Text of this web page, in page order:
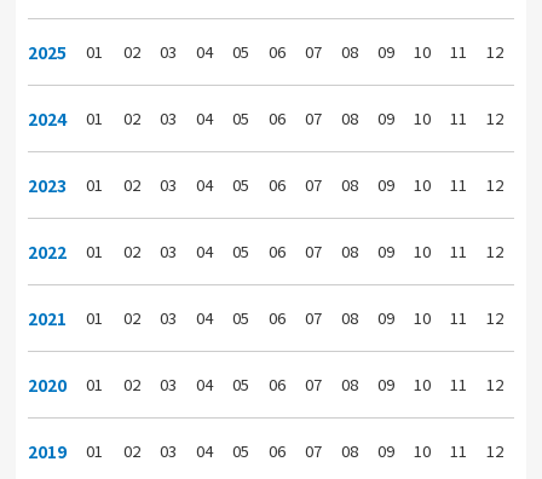
2025 01 02 03 04 05 06 07 08 09 10 11 12
2024 01 02 03 04 05 06 07 08 09 10 11 12
2023 01 02 03 04 05 06 07 08 09 10 11 12
2022 01 02 03 04 05 06 07 08 09 10 11 12
2021 01 02 03 04 05 06 07 08 09 10 11 12
2020 01 02 03 04 05 06 07 08 09 10 11 12
2019 01 02 03 04 05 06 07 08 09 10 11 12